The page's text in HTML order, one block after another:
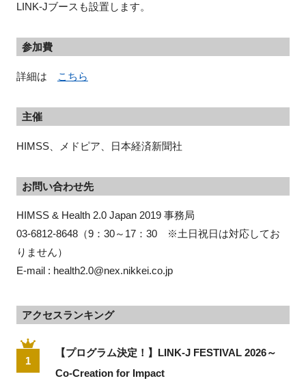
LINK-Jブースも設置します。
参加費
詳細は こちら
主催
HIMSS、メドピア、日本経済新聞社
お問い合わせ先
HIMSS & Health 2.0 Japan 2019 事務局
03-6812-8648（9：30～17：30　※土日祝日は対応してお
りません）
E-mail : health2.0@nex.nikkei.co.jp
アクセスランキング
1
【プログラム決定！】LINK-J FESTIVAL 2026～
Co-Creation for Impact